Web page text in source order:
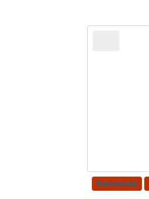
Nouveauté